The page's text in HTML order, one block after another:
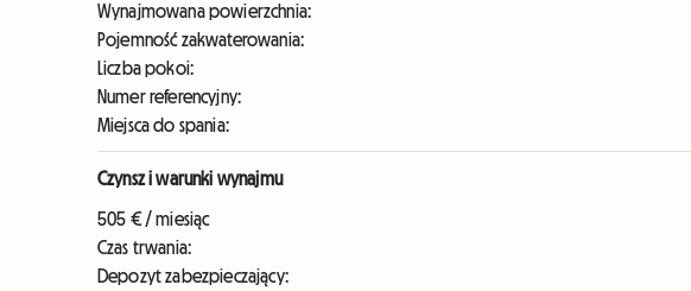
Wynajmowana powierzchnia:
Pojemność zakwaterowania:
Liczba pokoi:
Numer referencyjny:
Miejsca do spania:
Czynsz i warunki wynajmu
505 € / miesiąc
Czas trwania:
Depozyt zabezpieczający: